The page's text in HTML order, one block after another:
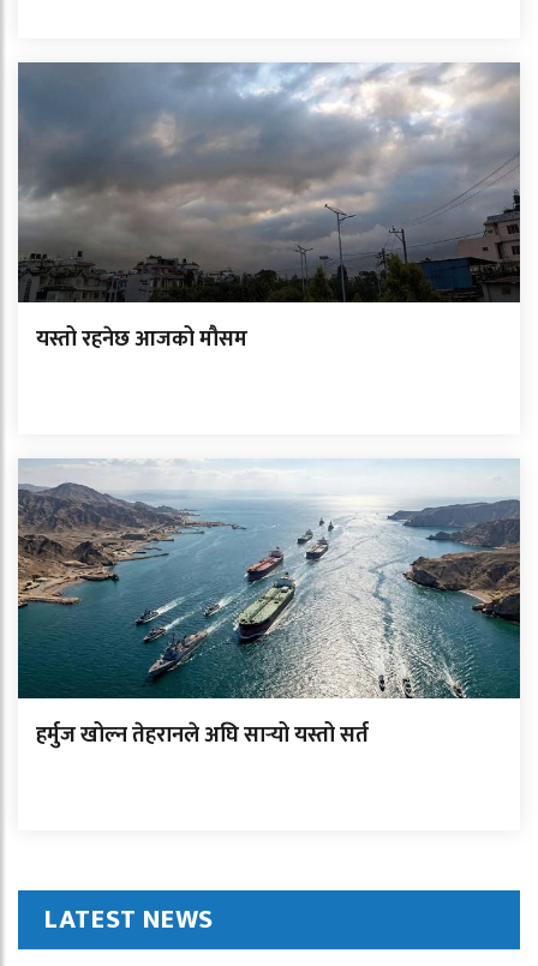
यस्तो रहनेछ आजको मौसम
हर्मुज खोल्न तेहरानले अघि सार्‍यो यस्तो सर्त
LATEST NEWS